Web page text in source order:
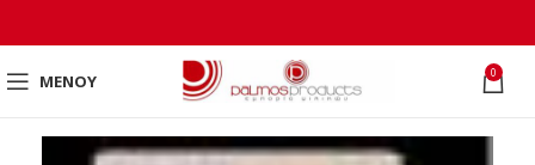
ΜΕΝΟΎ 0